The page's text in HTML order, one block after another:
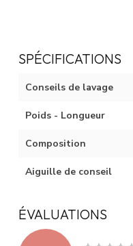
SPÉCIFICATIONS
Conseils de lavage
Poids - Longueur
Composition
Aiguille de conseil
ÉVALUATIONS